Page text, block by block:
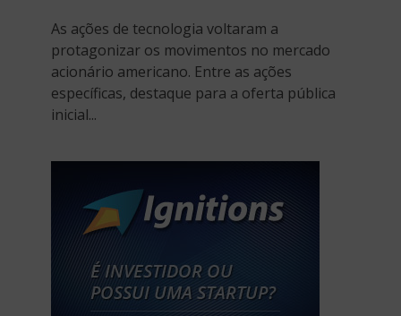
As ações de tecnologia voltaram a
protagonizar os movimentos no mercado
acionário americano. Entre as ações
específicas, destaque para a oferta pública
inicial...